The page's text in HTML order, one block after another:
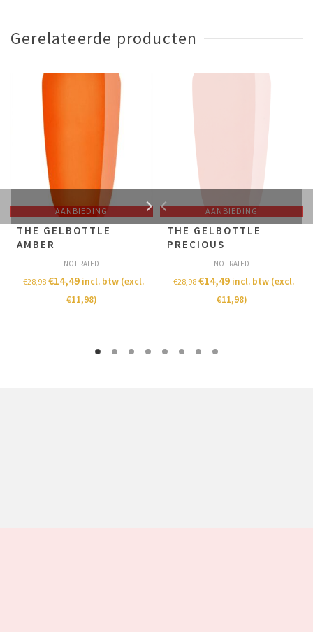
Gerelateerde producten
AANBIEDING
THE GELBOTTLE
AMBER
NOT RATED
€28,98 €14,49 incl. btw (excl.
€11,98)
AANBIEDING
THE GELBOTTLE
PRECIOUS
NOT RATED
€28,98 €14,49 incl. btw (excl.
€11,98)